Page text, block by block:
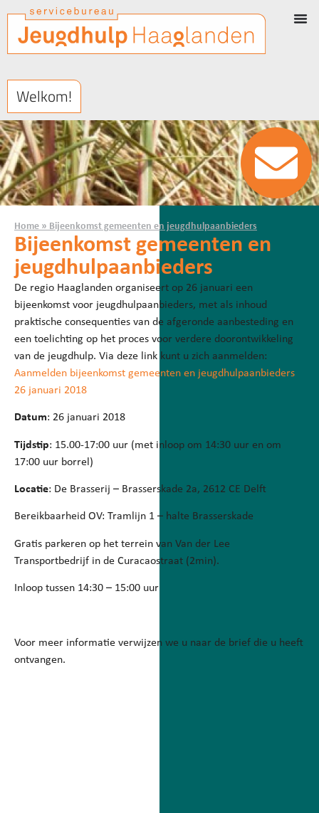
Welkom!
Home » Bijeenkomst gemeenten en jeugdhulpaanbieders
Bijeenkomst gemeenten en
jeugdhulpaanbieders
De regio Haaglanden organiseert op 26 januari een
bijeenkomst voor jeugdhulpaanbieders, met als inhoud
praktische consequenties van de afgeronde aanbesteding en
een toelichting op het proces voor verdere doorontwikkeling
van de jeugdhulp. Via deze link kunt u zich aanmelden:
Aanmelden bijeenkomst gemeenten en jeugdhulpaanbieders
26 januari 2018
Datum: 26 januari 2018
Tijdstip: 15.00-17:00 uur (met inloop om 14:30 uur en om
17:00 uur borrel)
Locatie: De Brasserij – Brasserskade 2a, 2612 CE Delft
Bereikbaarheid OV: Tramlijn 1 – halte Brasserskade
Gratis parkeren op het terrein van Van der Lee
Transportbedrijf in de Curacaostraat (2min).
Inloop tussen 14:30 – 15:00 uur
Voor meer informatie verwijzen we u naar de brief die u heeft
ontvangen.